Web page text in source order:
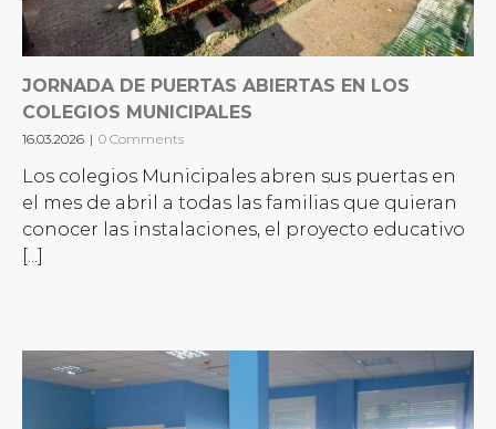
JORNADA DE PUERTAS ABIERTAS EN LOS
COLEGIOS MUNICIPALES
16.03.2026 | 0 Comments
Los colegios Municipales abren sus puertas en
el mes de abril a todas las familias que quieran
conocer las instalaciones, el proyecto educativo
[...]